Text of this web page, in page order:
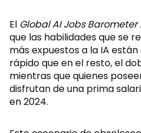
El Global AI Jobs Barometer
que las habilidades que se
más expuestos a la IA
rápido que en el resto, el
mientras que quienes
disfrutan de una prima
en 2024.